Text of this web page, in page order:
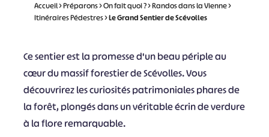
Accueil>Préparons>On fait quoi ?>Randos dans la Vienne>
Itinéraires Pédestres>Le Grand Sentier de Scévolles
Ce sentier est la promesse d'un beau périple au
cœur du massif forestier de Scévolles. Vous
découvrirez les curiosités patrimoniales phares de
la forêt, plongés dans un véritable écrin de verdure
à la flore remarquable.